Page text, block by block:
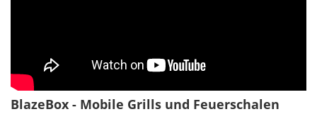
BlazeBox - Mobile Grills und Feuerschalen